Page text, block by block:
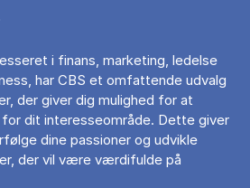
i finans, marketing, ledelse
har CBS et omfattende udvalg
der giver dig mulighed for at
dit interesseområde. Dette giver
dine passioner og udvikle
der vil være værdifulde på